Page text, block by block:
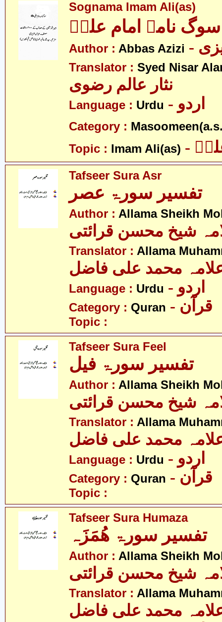
Sognama Imam Ali(as)
سوگ نامہ امام علیؑ
Author : Abbas Azizi
Translator : Syed Nisar
نثار عالم رضوی
Language : Urdu - اردو
Category :
Topic : Imam Ali(as)
Tafseer Sura Asr
تفسیر سورۃ عصر
Author : Allama Sheikh
شیخ محسن قرائتی
Translator : Allama
محمد علی فاضل
Language : Urdu - اردو
Category : Quran - قرآن
Topic :
Tafseer Sura Feel
تفسیر سورۃ فیل
Author : Allama Sheikh
شیخ محسن قرائتی
Translator : Allama
محمد علی فاضل
Language : Urdu - اردو
Category : Quran - قرآن
Topic :
Tafseer Sura Humaza
تفسیر سورۃ ھُمَزَہ
Author : Allama Sheikh
شیخ محسن قرائتی
Translator : Allama
محمد علی فاضل